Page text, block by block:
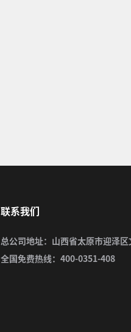
联系我们
总公司地址：山西省太原市迎泽
全国免费热线：400-0351-408